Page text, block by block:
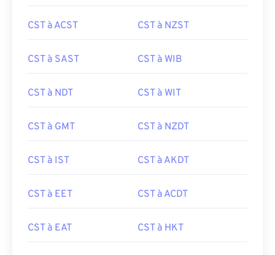
CST à ACST CST à NZST
CST à SAST CST à WIB
CST à NDT CST à WIT
CST à GMT CST à NZDT
CST à IST CST à AKDT
CST à EET CST à ACDT
CST à EAT CST à HKT